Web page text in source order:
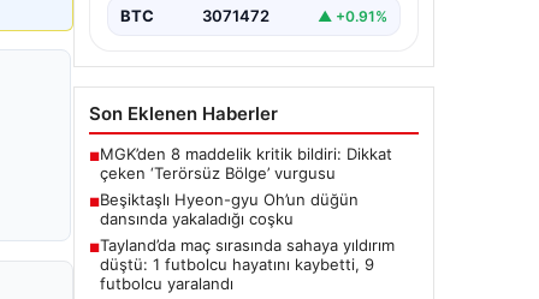
BTC 3071472 ▲ +0.91%
Son Eklenen Haberler
■MGK’den 8 maddelik kritik bildiri: Dikkat
çeken ‘Terörsüz Bölge’ vurgusu
■Beşiktaşlı Hyeon-gyu Oh’un düğün
dansında yakaladığı coşku
■Tayland’da maç sırasında sahaya yıldırım
düştü: 1 futbolcu hayatını kaybetti, 9
futbolcu yaralandı